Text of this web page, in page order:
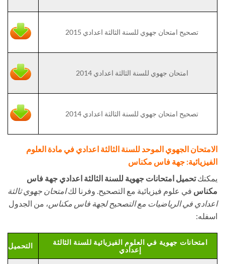
تصحيح امتحان جهوي للسنة الثالثة اعدادي 2015
امتحان جهوي للسنة الثالثة اعدادي 2014
تصحيح امتحان جهوي للسنة الثالثة اعدادي 2014
الامتحان الجهوي الموحد للسنة الثالثة اعدادي في مادة العلوم
الفيزيائية: جهة فاس مكناس
يمكنكتحميل امتحانات جهوية للسنة الثالثة اعدادي جهة فاس
مكناس في علوم فيزيائية مع التصحيح. وفرنا لكامتحان جهوي ثالثة
اعدادي في الرياضيات مع التصحيح لجهة فاس مكناس، من الجدول
اسفله:
امتحانات جهوية في العلوم الفيزيائية للسنة الثالثة
إعدادي
التحميل